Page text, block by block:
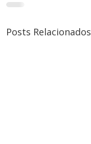
Posts Relacionados